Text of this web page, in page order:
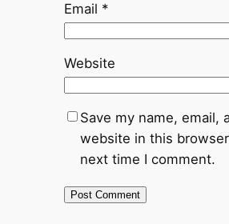
Email *
Website
Save my name, email,
website in this
next time I comment.